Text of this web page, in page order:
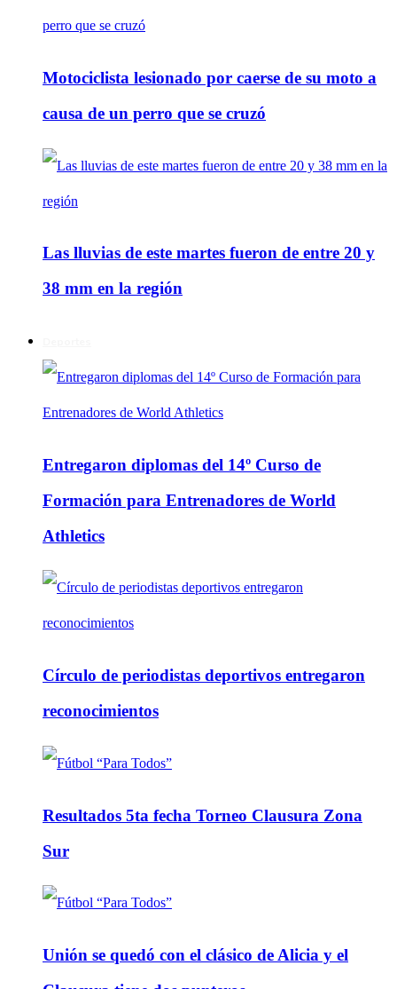
Motociclista lesionado por caerse de su moto a
causa de un perro que se cruzó
Las lluvias de este martes fueron de entre 20 y
38 mm en la región
Entregaron diplomas del 14º Curso de
Formación para Entrenadores de World
Athletics
Círculo de periodistas deportivos entregaron
reconocimientos
Resultados 5ta fecha Torneo Clausura Zona
Sur
Unión se quedó con el clásico de Alicia y el